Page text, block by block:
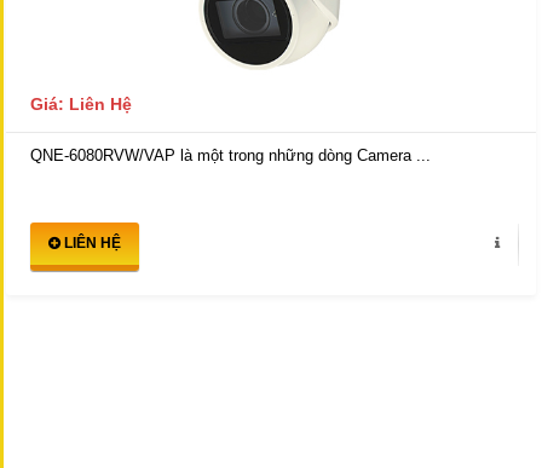
Giá: Liên Hệ
QNE-6080RVW/VAP là một trong những dòng Camera ...
LIÊN HỆ